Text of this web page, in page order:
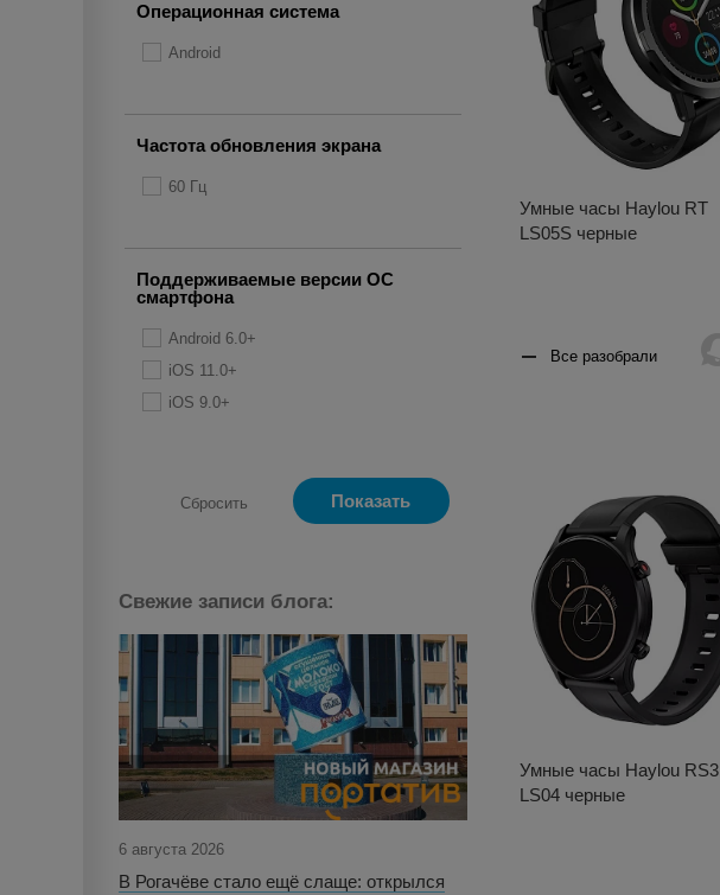
Операционная система
Android
Частота обновления экрана
60 Гц
Поддерживаемые версии ОС
смартфона
Android 6.0+
iOS 11.0+
iOS 9.0+
Свежие записи блога:
6 августа 2026
В Рогачёве стало ещё слаще: открылся
Умные часы Haylou RT
LS05S черные
Все разобрали
Умные часы Haylou RS3
LS04 черные